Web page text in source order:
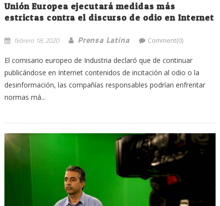
Unión Europea ejecutará medidas más
estrictas contra el discurso de odio en Internet
febrero 18, 2020 Prensa Latina Comment(0)
El comisario europeo de Industria declaró que de continuar
publicándose en Internet contenidos de incitación al odio o la
desinformación, las compañías responsables podrían enfrentar
normas má...